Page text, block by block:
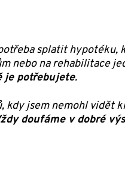
splatit
nebo na rehabilitace
je potřebujete.
kdy jsem nemohl vidět
doufáme v dobré